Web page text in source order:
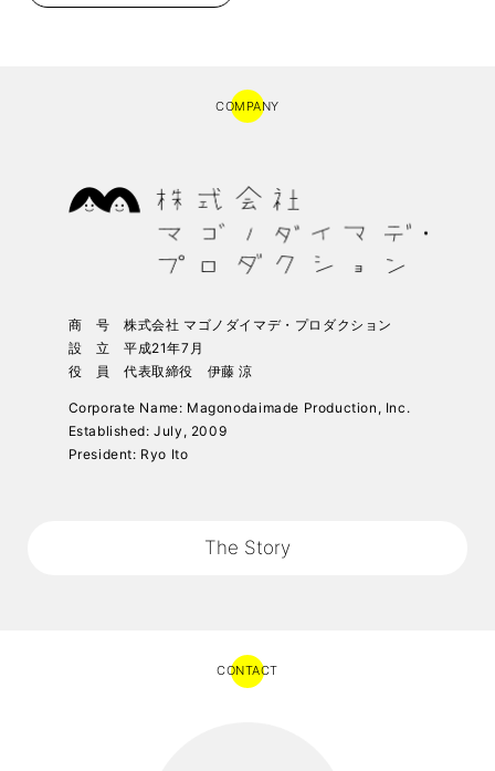
COMPANY
商 号 株式会社 マゴノダイマデ・プロダクション
設 立 平成21年7月
役 員 代表取締役 伊藤 涼
Corporate Name: Magonodaimade Production, Inc.
Established: July, 2009
President: Ryo Ito
The Story
CONTACT